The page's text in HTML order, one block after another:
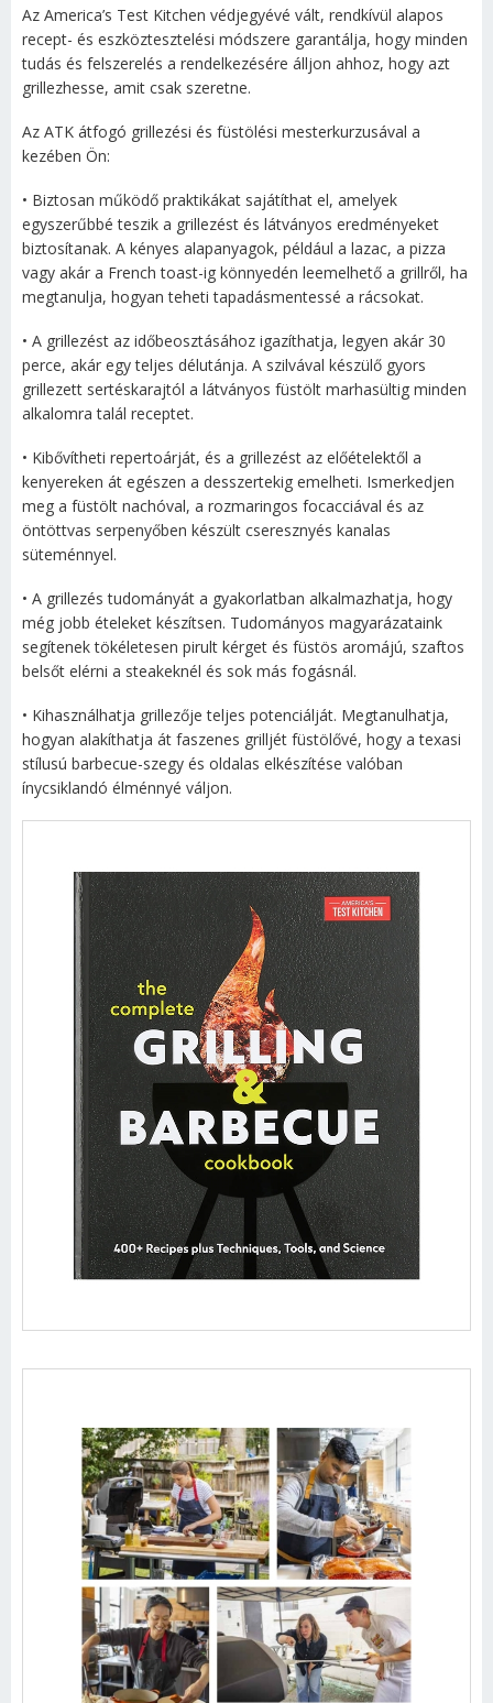
Az America’s Test Kitchen védjegyévé vált, rendkívül alapos
recept- és eszköztesztelési módszere garantálja, hogy minden
tudás és felszerelés a rendelkezésére álljon ahhoz, hogy azt
grillezhesse, amit csak szeretne.
Az ATK átfogó grillezési és füstölési mesterkurzusával a
kezében Ön:
• Biztosan működő praktikákat sajátíthat el, amelyek
egyszerűbbé teszik a grillezést és látványos eredményeket
biztosítanak. A kényes alapanyagok, például a lazac, a pizza
vagy akár a French toast-ig könnyedén leemelhető a grillről, ha
megtanulja, hogyan teheti tapadásmentessé a rácsokat.
• A grillezést az időbeosztásához igazíthatja, legyen akár 30
perce, akár egy teljes délutánja. A szilvával készülő gyors
grillezett sertéskarajtól a látványos füstölt marhasültig minden
alkalomra talál receptet.
• Kibővítheti repertoárját, és a grillezést az előételektől a
kenyereken át egészen a desszertekig emelheti. Ismerkedjen
meg a füstölt nachóval, a rozmaringos focacciával és az
öntöttvas serpenyőben készült cseresznyés kanalas
süteménnyel.
• A grillezés tudományát a gyakorlatban alkalmazhatja, hogy
még jobb ételeket készítsen. Tudományos magyarázataink
segítenek tökéletesen pirult kérget és füstös aromájú, szaftos
belsőt elérni a steakeknél és sok más fogásnál.
• Kihasználhatja grillezője teljes potenciálját. Megtanulhatja,
hogyan alakíthatja át faszenes grilljét füstölővé, hogy a texasi
stílusú barbecue-szegy és oldalas elkészítése valóban
ínycsiklandó élménnyé váljon.